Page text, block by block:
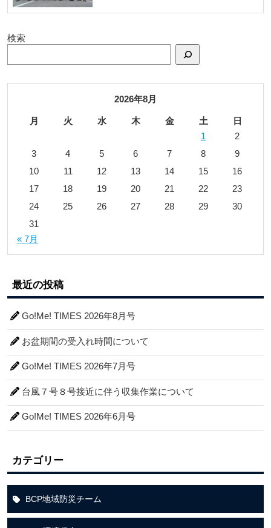
検索
2026年8月
月 火 水 木 金 土
日
1
2
3
4 5 6 7 8
9
10
11 12 13 14 15
16
17
18 19 20 21 22
23
24
25 26 27 28 29
30
31
« 7月
最近の投稿
Go!Me! TIMES 2026年8月号
お盆期間の受入れ時間について
Go!Me! TIMES 2026年7月号
台風７号８号接近に伴う収集作業について
Go!Me! TIMES 2026年6月号
カテゴリー
BCP地域防災チーム